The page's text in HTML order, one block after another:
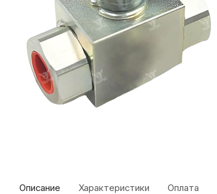
Описание Характеристики Оплата